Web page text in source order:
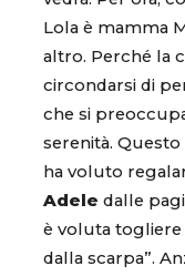
Lola è mamma
altro. Perché la
circondarsi di
che si
serenità.
ha voluto
Adele dalle
è voluta togliere
dalla scarpa”.